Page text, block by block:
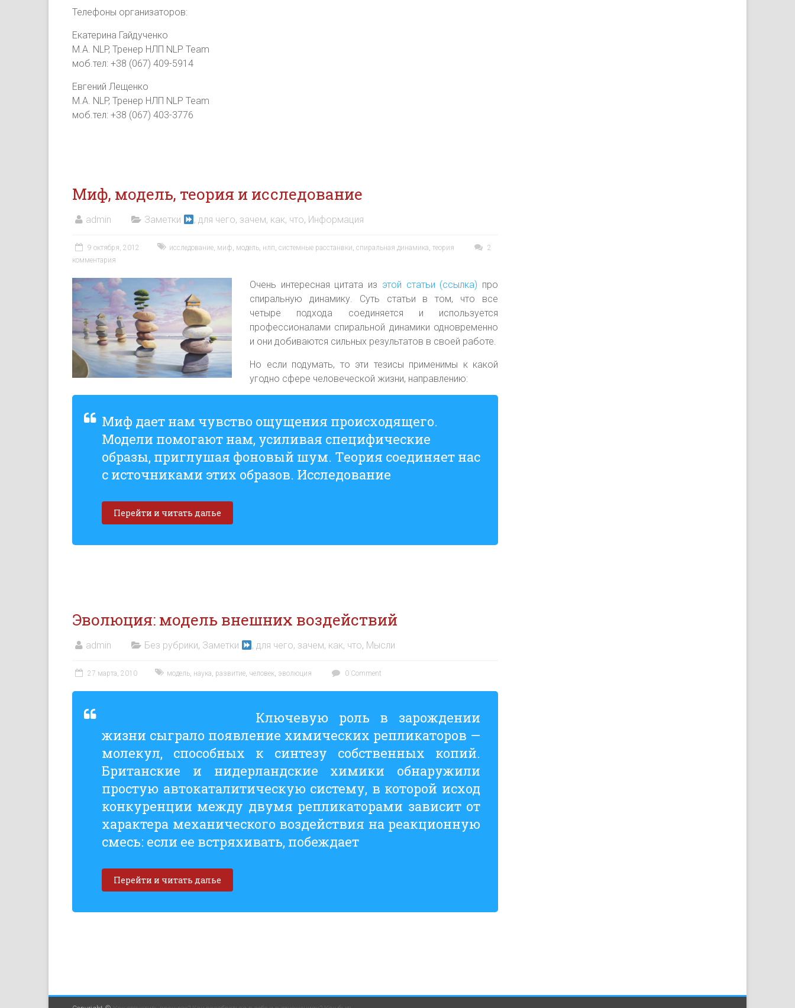
Телефоны организаторов:
Екатерина Гайдученко
M.A. NLP, Тренер НЛП NLP Team
моб.тел: +38 (067) 409-5914
Евгений Лещенко
M.A. NLP, Тренер НЛП NLP Team
моб.тел: +38 (067) 403-3776
Миф, модель, теория и исследование
admin Заметки , для чего, зачем, как, что, Информация
9 октября, 2012 исследование, миф, модель, нлп, системные расстанвки, спиральная динамика, теория
2
комментария
Очень интересная цитата из этой статьи (ссылка) про
спиральную динамику. Суть статьи в том, что все
четыре подхода соединяется и используется
профессионалами спиральной динамики одновременно
и они добиваются сильных результатов в своей работе.
Но если подумать, то эти тезисы применимы к какой
угодно сфере человеческой жизни, направлению:
Миф дает нам чувство ощущения происходящего.
Модели помогают нам, усиливая специфические
образы, приглушая фоновый шум. Теория соединяет нас
с источниками этих образов. Исследование
Перейти и читать далье
Эволюция: модель внешних воздействий
admin Без рубрики, Заметки , для чего, зачем, как, что, Мысли
27 марта, 2010 модель, наука, развитие, человек, эволюция 0 Comment
Ключевую роль в зарождении
жизни сыграло появление химических репликаторов —
молекул, способных к синтезу собственных копий.
Британские и нидерландские химики обнаружили
простую автокаталитическую систему, в которой исход
конкуренции между двумя репликаторами зависит от
характера механического воздействия на реакционную
смесь: если ее встряхивать, побеждает
Перейти и читать далье